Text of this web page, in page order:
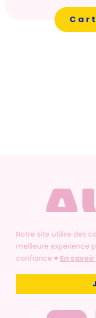
Notre site utilise des
meilleure expérience
confiance ♥️ En